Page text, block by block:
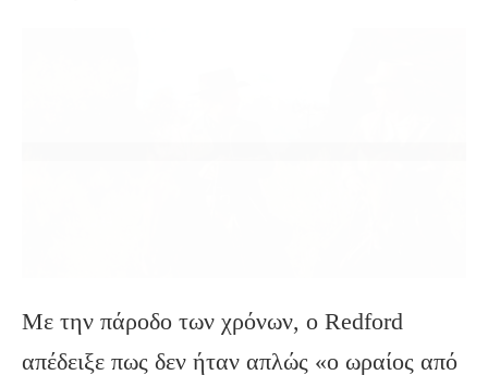
Με την πάροδο των χρόνων, ο Redford
απέδειξε πως δεν ήταν απλώς «ο ωραίος από